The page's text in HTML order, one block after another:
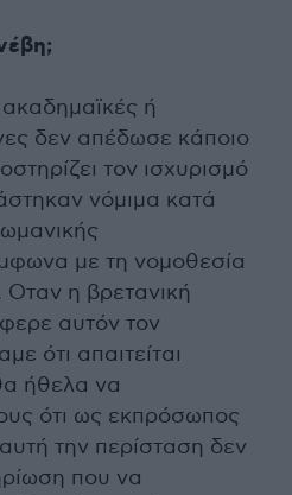
ή
δεν απέδωσε κάποιο
τον ισχυρισμό
νόμιμα κατά
με τη νομοθεσία
Οταν η βρετανική
αυτόν τον
ότι απαιτείται
ήθελα να
ότι ως εκπρόσωπος
την περίσταση δεν
που να